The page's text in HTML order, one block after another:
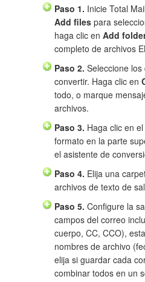
Paso 1. Inicie Total
Add files para
haga clic en Add
completo de archivos
Paso 2. Seleccione
convertir. Haga clic en
todo, o marque
archivos.
Paso 3. Haga clic en
formato en la parte
el asistente de
Paso 4. Elija una
archivos de texto de
Paso 5. Configure la
campos del correo
cuerpo, CC, CCO),
nombres de archivo
elija si guardar cada
combinar todos en un